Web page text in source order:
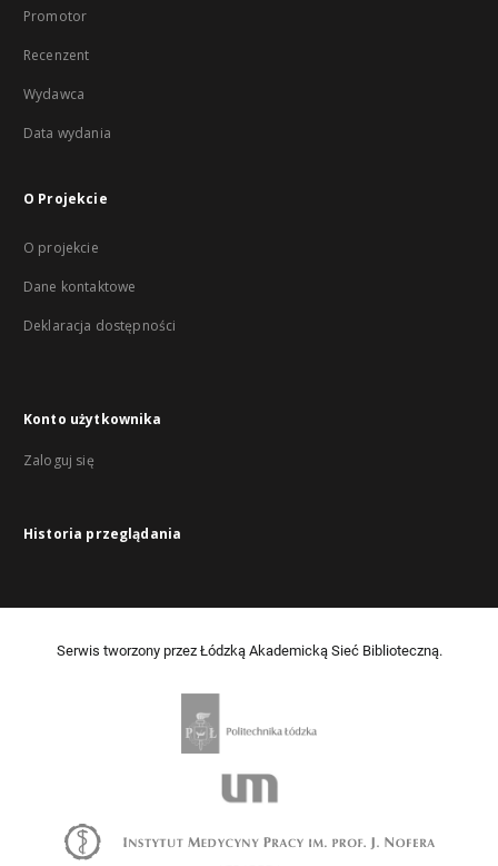
Promotor
Recenzent
Wydawca
Data wydania
O Projekcie
O projekcie
Dane kontaktowe
Deklaracja dostępności
Konto użytkownika
Zaloguj się
Historia przeglądania
Serwis tworzony przez Łódzką Akademicką Sieć Biblioteczną.